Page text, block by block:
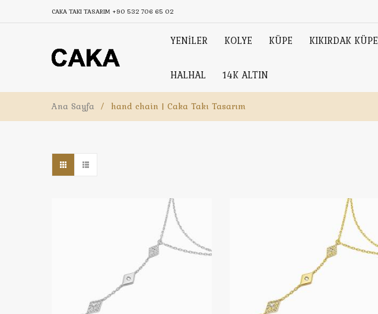
CAKA TAKI TASARIM +90 532 706 65 02
YENİLER KOLYE KÜPE KIKIRDAK KÜPE
HALHAL 14K ALTIN
Ana Sayfa / hand chain | Caka Takı Tasarım